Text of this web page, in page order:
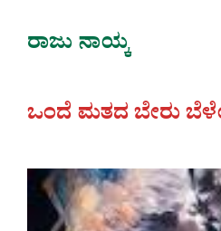
ರಾಜು ನಾಯ್ಕ
ಒಂದೆ ಮತದ ಬೇರು